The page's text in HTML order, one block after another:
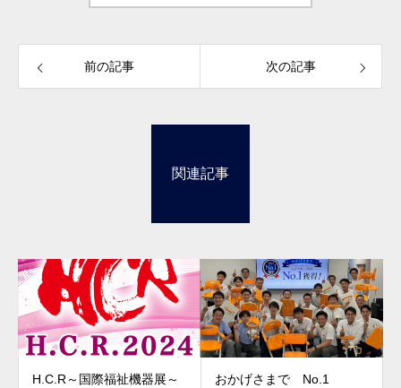
前の記事 次の記事
関連記事
H.C.R～国際福祉機器展～
おかげさまで No.1